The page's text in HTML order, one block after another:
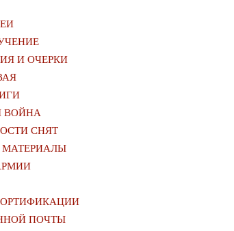
И ОЧЕРКИ
ВОЙНА
СНЯТ
ПОЧТЫ